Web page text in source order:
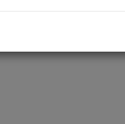
NewsTime Новый клип